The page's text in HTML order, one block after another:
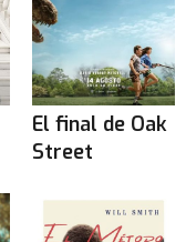
El final de Oak
Street